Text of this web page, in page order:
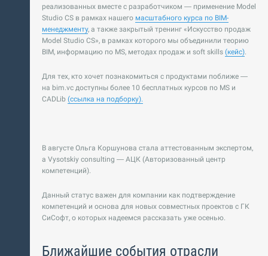
реализованных вместе с разработчиком — применение Model
Studio CS в рамках нашего масштабного курса по BIM-
менеджменту, а также закрытый тренинг «Искусство продаж
Model Studio CS», в рамках которого мы объединили теорию
BIM, информацию по MS, методах продаж и soft skills (кейс).
Для тех, кто хочет познакомиться с продуктами поближе —
на bim.vc доступны более 10 бесплатных курсов по MS и
CADLib (ссылка на подборку).
В августе Ольга Коршунова стала аттестованным экспертом,
а Vysotskiy consulting — АЦК (Авторизованный центр
компетенций).
Данный статус важен для компании как подтверждение
компетенций и основа для новых совместных проектов с ГК
СиСофт, о которых надеемся рассказать уже осенью.
Ближайшие события отрасли